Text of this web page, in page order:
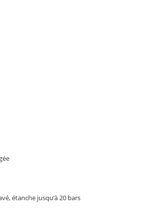
étanche jusqu’à 20 bars